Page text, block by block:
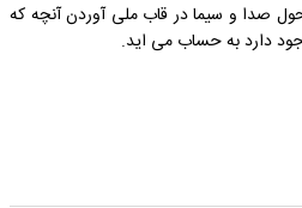
صدا و سیما در قاب ملی آوردن آنچه که
دارد به حساب می اید.